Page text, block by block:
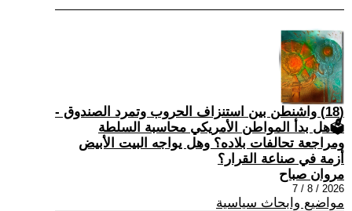
(18) واشنطن بين استنزاف الحروب وتمرد الصندوق -
🗳هل بدأ المواطن الأمريكي محاسبة السلطة
ومراجعة تحالفات بلاده؟ وهل يواجه البيت الأبيض
أزمة في صناعة القرار؟
مروان صباح
2026 / 8 / 7
مواضيع وابحاث سياسية